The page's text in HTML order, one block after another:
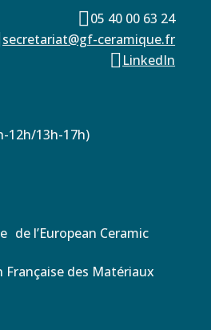
05 40 00 63 24

secretariat@gf-ceramique.fr
LinkedIn

12h/13h-17h)
de l’European Ceramic
Française des Matériaux